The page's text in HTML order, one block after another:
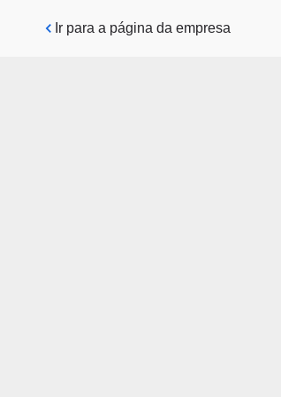
Pular para o conteúdo principal
Ir para a página da empresa